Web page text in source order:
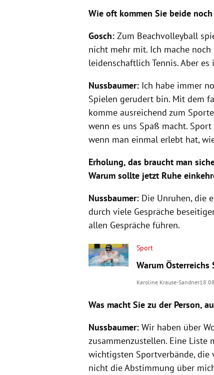
Wie oft kommen Sie beide
Gosch:Zum Beachvolleyball
nicht mehr mit. Ich mache
leidenschaftlich Tennis. Aber
Nussbaumer: Ich habe immer
Spielen gerudert bin. Mit dem
komme ausreichend zum
wenn es uns Spaß macht.
wenn man einmal erlebt hat,
Erholung, das braucht man
Warum sollte jetzt Ruhe
Nussbaumer: Die Unruhen, die
durch viele Gespräche
allen Gespräche führen.
Sport
Warum
Karoline Krause-Sandner
Was macht Sie zu der Person,
Nussbaumer:Wir haben über
zusammenzustellen. Eine Liste
wichtigsten Sportverbände, die
nicht die Abstimmung über